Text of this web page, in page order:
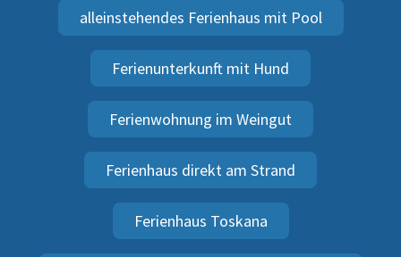
alleinstehendes Ferienhaus mit Pool
Ferienunterkunft mit Hund
Ferienwohnung im Weingut
Ferienhaus direkt am Strand
Ferienhaus Toskana